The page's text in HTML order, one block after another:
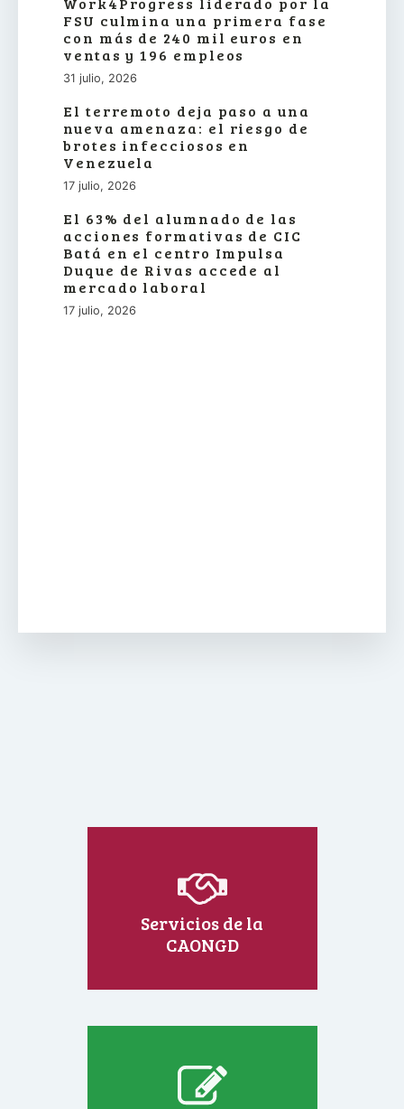
FSU culmina una primera fase
con más de 240 mil euros en
ventas y 196 empleos
31 julio, 2026
El terremoto deja paso a una
nueva amenaza: el riesgo de
brotes infecciosos en
Venezuela
17 julio, 2026
El 63% del alumnado de las
acciones formativas de CIC
Batá en el centro Impulsa
Duque de Rivas accede al
mercado laboral
17 julio, 2026
Servicios de la
CAONGD